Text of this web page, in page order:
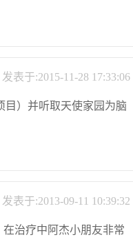
发表于:2015-11-28 17:33:06
目）并听取天使家园为脑
发表于:2013-09-11 10:39:32
治疗中阿杰小朋友非常
介绍 预约挂号